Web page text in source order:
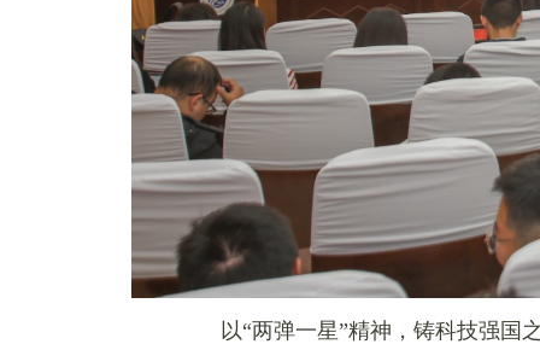
以“两弹一星”精神， 铸科技强国